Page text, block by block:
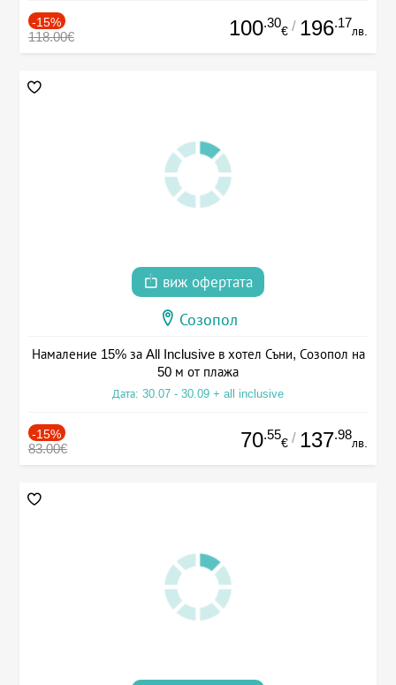
-15%
118.00€ 100.30
€ / 196.17
лв.
виж офертата
Созопол
Намаление 15% за All Inclusive в хотел Съни, Созопол на
50 м от плажа
Дата: 30.07 - 30.09 + all inclusive
-15%
83.00€ 70.55
€ / 137.98
лв.